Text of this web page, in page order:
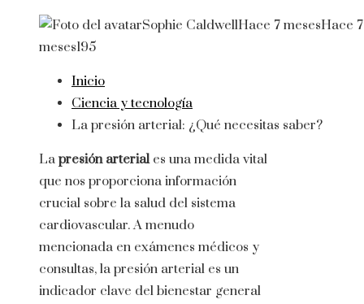
Sophie CaldwellHace 7 mesesHace 7
meses195
Inicio
Ciencia y tecnología
La presión arterial: ¿Qué necesitas saber?
La presión arteriales una medida vital
que nos proporciona información
crucial sobre la salud del sistema
cardiovascular. A menudo
mencionada en exámenes médicos y
consultas, la presión arterial es un
indicador clave del bienestar general